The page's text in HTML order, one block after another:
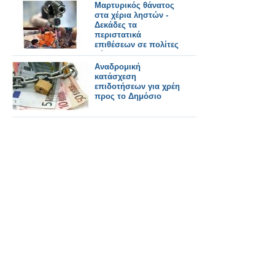
Μαρτυρικός θάνατος
στα χέρια ληστών -
Δεκάδες τα
περιστατικά
επιθέσεων σε πολίτες
μέσα στο
Σαββατοκύριακο...
Αναδρομική
κατάσχεση
επιδοτήσεων για χρέη
προς το Δημόσιο